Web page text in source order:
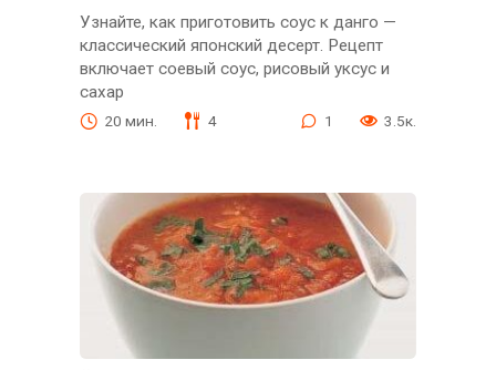
Узнайте, как приготовить соус к данго —
классический японский десерт. Рецепт
включает соевый соус, рисовый уксус и
сахар
20 мин. 4 1 3.5к.